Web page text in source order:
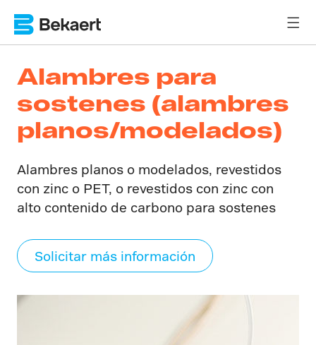
Alambres para
sostenes (alambres
planos/modelados)
Alambres planos o modelados, revestidos
con zinc o PET, o revestidos con zinc con
alto contenido de carbono para sostenes
Solicitar más información